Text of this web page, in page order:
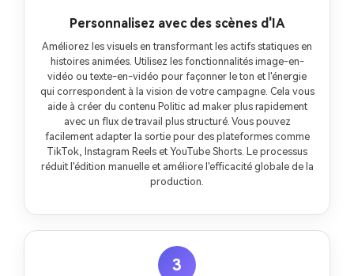
Personnalisez avec des scènes d'IA
Améliorez les visuels en transformant les actifs statiques en
histoires animées. Utilisez les fonctionnalités image-en-
vidéo ou texte-en-vidéo pour façonner le ton et l'énergie
qui correspondent à la vision de votre campagne. Cela vous
aide à créer du contenu Politic ad maker plus rapidement
avec un flux de travail plus structuré. Vous pouvez
facilement adapter la sortie pour des plateformes comme
TikTok, Instagram Reels et YouTube Shorts. Le processus
réduit l'édition manuelle et améliore l'efficacité globale de la
production.
3